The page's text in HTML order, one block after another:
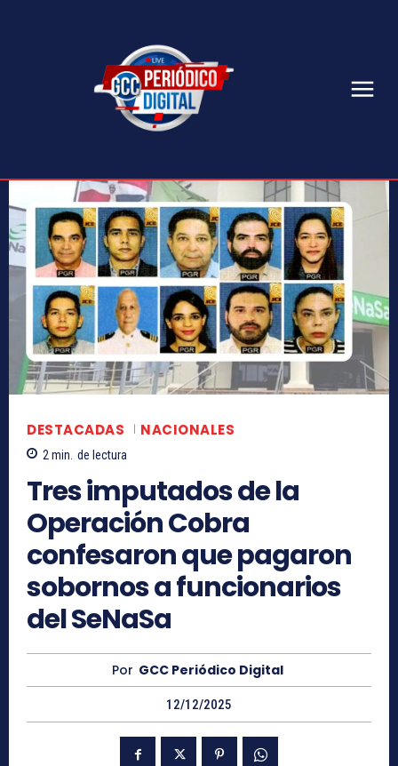
DESTACADAS NACIONALES
2 min. de lectura
Tres imputados de la
Operación Cobra
confesaron que pagaron
sobornos a funcionarios
del SeNaSa
Por GCC Periódico Digital
12/12/2025